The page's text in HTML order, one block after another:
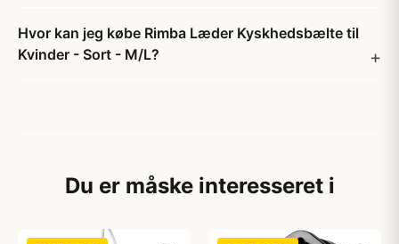
Hvor kan jeg købe Rimba Læder Kyskhedsbælte til
Kvinder - Sort - M/L?
Du er måske interesseret i